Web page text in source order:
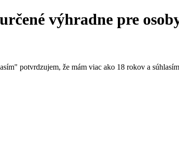
výhradne pre
potvrdzujem, že mám viac ako 18 rokov a